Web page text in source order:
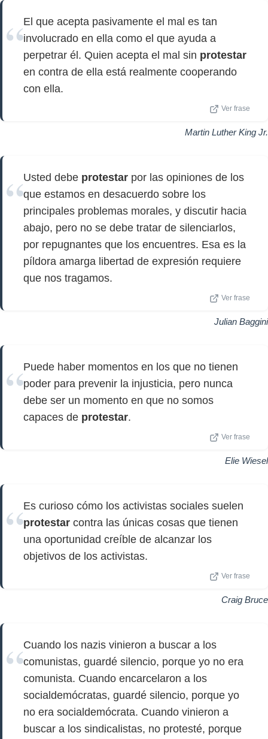
El que acepta pasivamente el mal es tan
involucrado en ella como el que ayuda a
perpetrar él. Quien acepta el mal sin protestar
en contra de ella está realmente cooperando
con ella.
Ver frase
Martin Luther King Jr.
Usted debe protestar por las opiniones de los
que estamos en desacuerdo sobre los
principales problemas morales, y discutir hacia
abajo, pero no se debe tratar de silenciarlos,
por repugnantes que los encuentres. Esa es la
píldora amarga libertad de expresión requiere
que nos tragamos.
Ver frase
Julian Baggini
Puede haber momentos en los que no tienen
poder para prevenir la injusticia, pero nunca
debe ser un momento en que no somos
capaces de protestar.
Ver frase
Elie Wiesel
Es curioso cómo los activistas sociales suelen
protestar contra las únicas cosas que tienen
una oportunidad creíble de alcanzar los
objetivos de los activistas.
Ver frase
Craig Bruce
Cuando los nazis vinieron a buscar a los
comunistas, guardé silencio, porque yo no era
comunista. Cuando encarcelaron a los
socialdemócratas, guardé silencio, porque yo
no era socialdemócrata. Cuando vinieron a
buscar a los sindicalistas, no protesté, porque